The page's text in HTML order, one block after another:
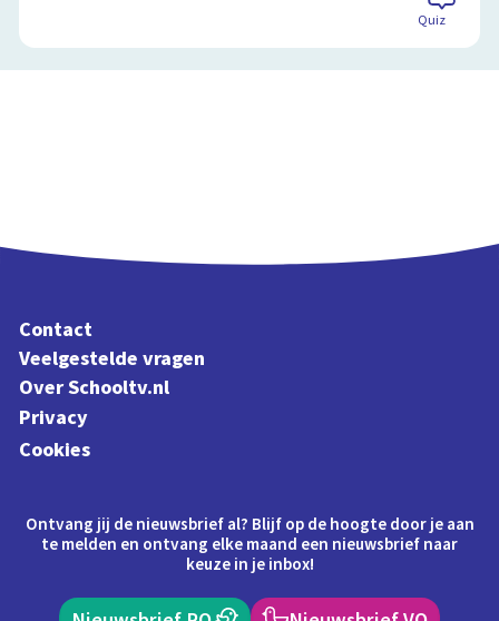
Quiz
Contact
Veelgestelde vragen
Over Schooltv.nl
Privacy
Cookies
Ontvang jij de nieuwsbrief al? Blijf op de hoogte door je aan
te melden en ontvang elke maand een nieuwsbrief naar
keuze in je inbox!